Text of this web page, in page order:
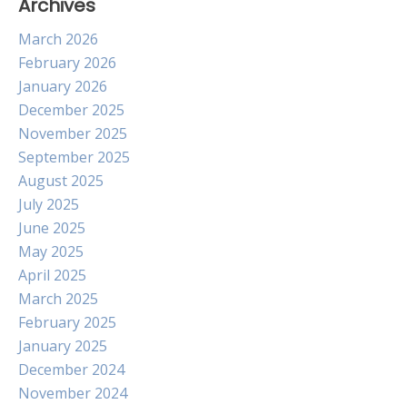
Archives
March 2026
February 2026
January 2026
December 2025
November 2025
September 2025
August 2025
July 2025
June 2025
May 2025
April 2025
March 2025
February 2025
January 2025
December 2024
November 2024